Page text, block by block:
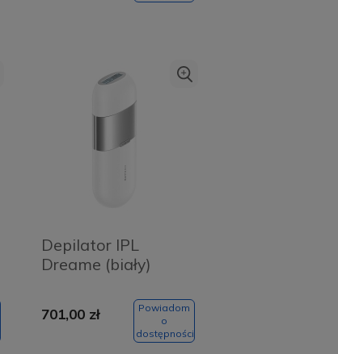
Depilator IPL
Dreame (biały)
701,00 zł
Powiadom
o
dostępności